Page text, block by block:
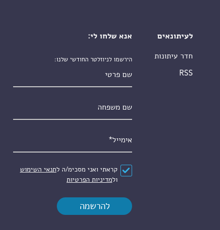
לעיתונאים
חדר עיתונות
RSS
אנא שלחו לי:
הירשמו לניוזלטר החודשי שלנו:
הסכם*
קראתי ואני מסכימ/ה לתנאי השימוש
ולמדיניות הפרטיות